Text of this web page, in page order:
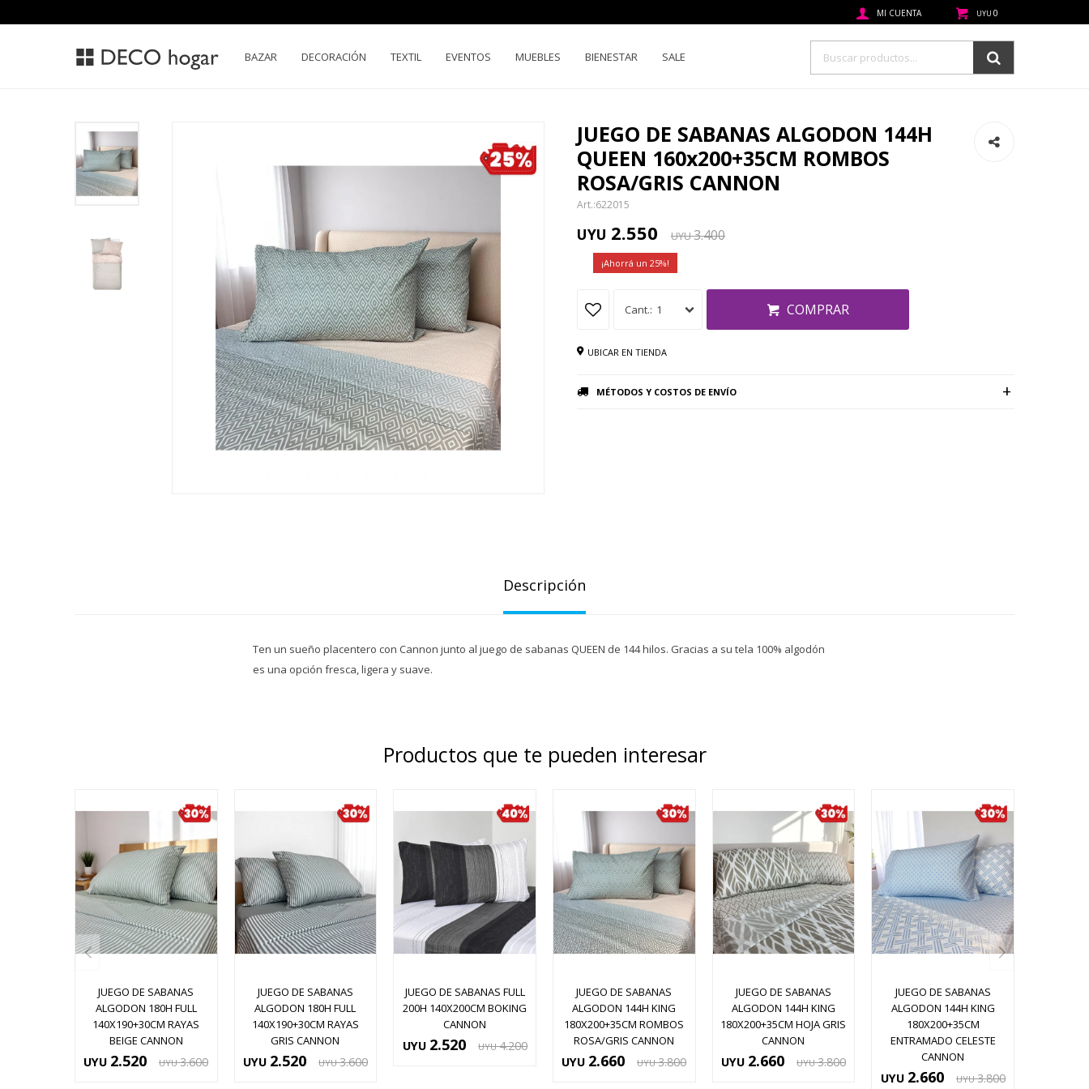
BAZAR DECORACIÓN TEXTIL EVENTOS MUEBLES BIENESTAR SALE
UYU 0
JUEGO DE SABANAS ALGODON 144H
QUEEN 160x200+35CM ROMBOS
ROSA/GRIS CANNON
622015
UYU 2.550 UYU3.400
25
1 COMPRAR
UBICAR EN TIENDA
MÉTODOS Y COSTOS DE ENVÍO
Descripción
Ten un sueño placentero con Cannon junto al juego de sabanas QUEEN de 144 hilos. Gracias a su tela 100% algodón
es una opción fresca, ligera y suave.
Productos que te pueden interesar
JUEGO DE SABANAS
ALGODON 180H FULL
140X190+30CM RAYAS
BEIGE CANNON
UYU 2.520 UYU 3.600
JUEGO DE SABANAS
ALGODON 180H FULL
140X190+30CM RAYAS
GRIS CANNON
UYU 2.520 UYU 3.600
JUEGO DE SABANAS FULL
200H 140X200CM BOKING
CANNON
UYU 2.520 UYU 4.200
JUEGO DE SABANAS
ALGODON 144H KING
180X200+35CM ROMBOS
ROSA/GRIS CANNON
UYU 2.660 UYU 3.800
JUEGO DE SABANAS
ALGODON 144H KING
180X200+35CM HOJA GRIS
CANNON
UYU 2.660 UYU 3.800
JUEGO DE SABANAS
ALGODON 144H KING
180X200+35CM
ENTRAMADO CELESTE
CANNON
UYU 2.660 UYU 3.800